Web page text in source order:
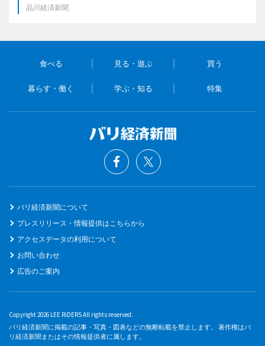
品川経済新聞
食べる 見る・遊ぶ 買う
暮らす・働く 学ぶ・知る 特集
バリ経済新聞について
プレスリリース・情報提供はこちらから
アクセスデータの利用について
お問い合わせ
広告のご案内
Copyright 2026 LEE RiDERS All rights reserved.
バリ経済新聞に掲載の記事・写真・図表などの無断転載を禁止します。 著作権はバ
リ経済新聞またはその情報提供者に属します。